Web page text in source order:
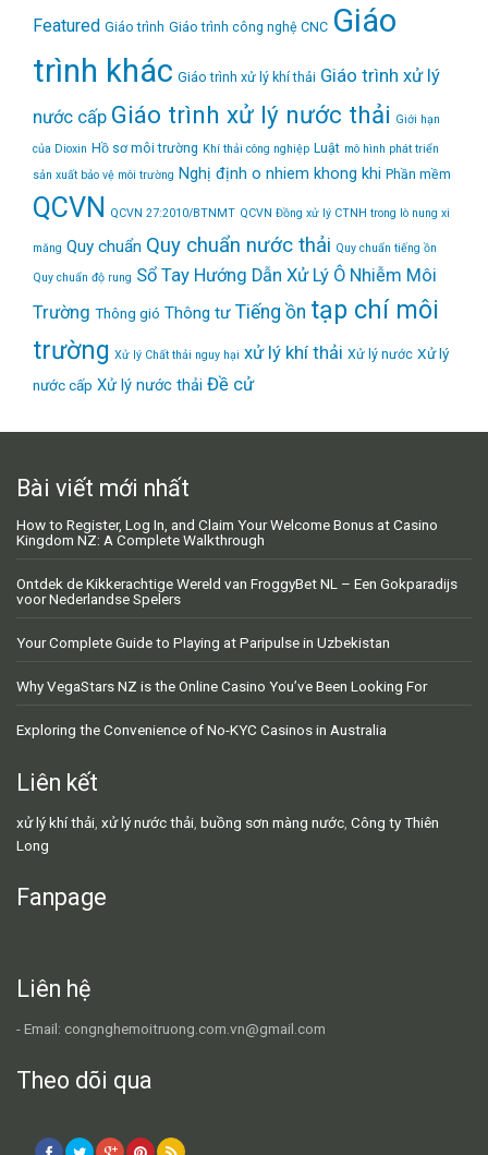
Featured Giáo trình Giáo trình công nghệ CNC Giáo
trình khác Giáo trình xử lý khí thải Giáo trình xử lý
nước cấp Giáo trình xử lý nước thải Giới hạn
của Dioxin Hồ sơ môi trường Khí thải công nghiệp Luật mô hình phát triển
sản xuất bảo vệ môi trường Nghị định o nhiem khong khi Phần mềm
QCVN QCVN 27:2010/BTNMT QCVN Đồng xử lý CTNH trong lò nung xi
măng Quy chuẩn Quy chuẩn nước thải Quy chuẩn tiếng ồn
Quy chuẩn độ rung Sổ Tay Hướng Dẫn Xử Lý Ô Nhiễm Môi
Trường Thông gió Thông tư Tiếng ồn tạp chí môi
trường Xử lý Chất thải nguy hại xử lý khí thải Xử lý nước Xử lý
nước cấp Xử lý nước thải Đề cử
Bài viết mới nhất
How to Register, Log In, and Claim Your Welcome Bonus at Casino
Kingdom NZ: A Complete Walkthrough
Ontdek de Kikkerachtige Wereld van FroggyBet NL – Een Gokparadijs
voor Nederlandse Spelers
Your Complete Guide to Playing at Paripulse in Uzbekistan
Why VegaStars NZ is the Online Casino You’ve Been Looking For
Exploring the Convenience of No-KYC Casinos in Australia
Liên kết
xử lý khí thải xử lý nước thải buồng sơn màng nước Công ty Thiên
Long
Fanpage
Liên hệ
- Email: congnghemoitruong.com.vn@gmail.com
Theo dõi qua